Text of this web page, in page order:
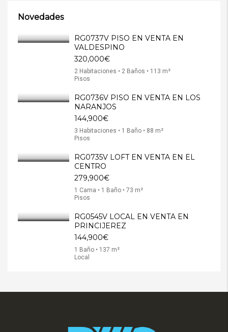
Novedades
RG0737V PISO EN VENTA EN
VALDESPINO
320,000€
2 Habitaciones • 2 Baños • 113 m²
Pisos
RG0736V PISO EN VENTA EN LOS
NARANJOS
144,900€
3 Habitaciones • 1 Baño • 88 m²
Pisos
RG0735V LOFT EN VENTA EN EL
CENTRO
279,900€
1 Cama • 1 Baño • 73 m²
Pisos
RG0545V LOCAL EN VENTA EN
PRINCIJEREZ
144,900€
1 Baño • 137 m²
Local